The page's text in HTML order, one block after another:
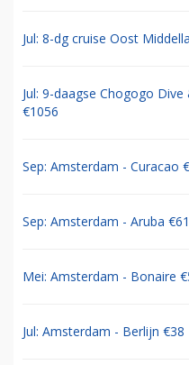
Jul: 8-dg cruise Oost
Jul: 9-daagse Chogogo
€1056
Sep: Amsterdam - Curacao
Sep: Amsterdam - Aruba
Mei: Amsterdam - Bonaire
Jul: Amsterdam - Berlijn €38